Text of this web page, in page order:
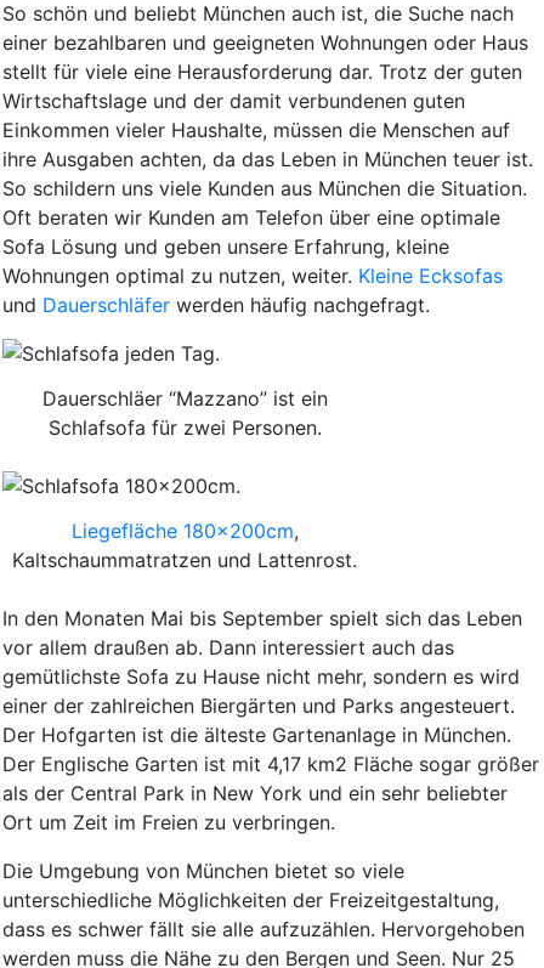
So schön und beliebt München auch ist, die Suche nach
einer bezahlbaren und geeigneten Wohnungen oder Haus
stellt für viele eine Herausforderung dar. Trotz der guten
Wirtschaftslage und der damit verbundenen guten
Einkommen vieler Haushalte, müssen die Menschen auf
ihre Ausgaben achten, da das Leben in München teuer ist.
So schildern uns viele Kunden aus München die Situation.
Oft beraten wir Kunden am Telefon über eine optimale
Sofa Lösung und geben unsere Erfahrung, kleine
Wohnungen optimal zu nutzen, weiter. Kleine Ecksofas
und Dauerschläfer werden häufig nachgefragt.
Dauerschläer “Mazzano” ist ein
Schlafsofa für zwei Personen.
Liegefläche 180x200cm,
Kaltschaummatratzen und Lattenrost.
In den Monaten Mai bis September spielt sich das Leben
vor allem draußen ab. Dann interessiert auch das
gemütlichste Sofa zu Hause nicht mehr, sondern es wird
einer der zahlreichen Biergärten und Parks angesteuert.
Der Hofgarten ist die älteste Gartenanlage in München.
Der Englische Garten ist mit 4,17 km2 Fläche sogar größer
als der Central Park in New York und ein sehr beliebter
Ort um Zeit im Freien zu verbringen.
Die Umgebung von München bietet so viele
unterschiedliche Möglichkeiten der Freizeitgestaltung,
dass es schwer fällt sie alle aufzuzählen. Hervorgehoben
werden muss die Nähe zu den Bergen und Seen. Nur 25